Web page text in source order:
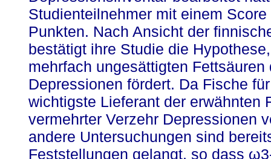
Studienteilnehmer mit einem
Punkten. Nach Ansicht der
bestätigt ihre Studie die
mehrfach ungesättigten
Depressionen fördert. Da Fische
wichtigste Lieferant der erwähnten
vermehrter Verzehr Depressionen
andere Untersuchungen sind
Feststellungen gelangt, so dass